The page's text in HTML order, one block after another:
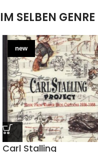
IM SELBEN GENRE
new
Carl Stalling